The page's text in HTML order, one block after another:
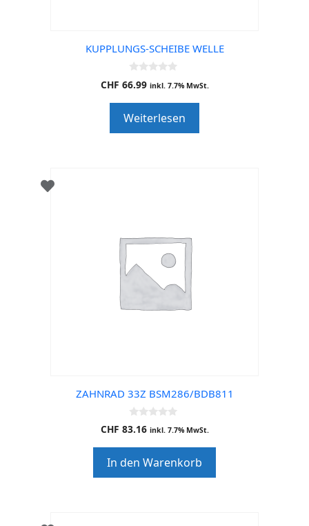
KUPPLUNGS-SCHEIBE WELLE
0
o
o
f
5
CHF 66.99 inkl. 7.7% MwSt.
Weiterlesen
ZAHNRAD 33Z BSM286/BDB811
0
o
o
f
5
CHF 83.16 inkl. 7.7% MwSt.
In den Warenkorb